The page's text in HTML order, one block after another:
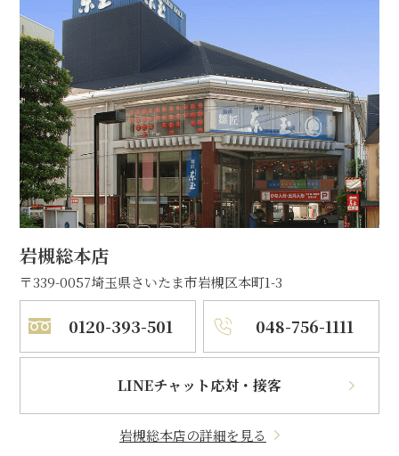
岩槻総本店
〒339-0057埼玉県さいたま市岩槻区本町1-3
0120-393-501 048-756-1111
LINEチャット応対・接客
岩槻総本店の詳細を見る